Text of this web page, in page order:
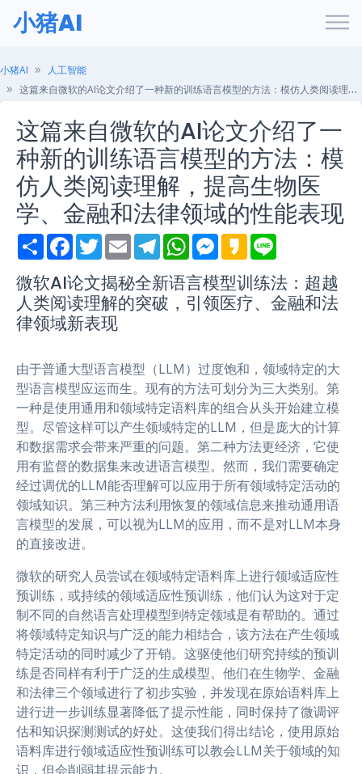
小猪AI
小猪AI
人工智能
这篇来自微软的AI论文介绍了一种新的训练语言模型的方法：模仿人类阅读理解，提高生物医学、金融和法律领域的性能表现
这篇来自微软的AI论文介绍了一
种新的训练语言模型的方法：模
仿人类阅读理解，提高生物医
学、金融和法律领域的性能表现
S
h
r
e
F
a
e
b
o
o
k
T
w
t
t
e
r
E
m
i
l
T
e
e
g
r
W
h
t
s
A
M
e
s
e
n
K
a
a
o
e
微软AI论文揭秘全新语言模型训练法：超越
人类阅读理解的突破，引领医疗、金融和法
律领域新表现
由于普通大型语言模型（LLM）过度饱和，领域特定的大
型语言模型应运而生。现有的方法可划分为三大类别。第
一种是使用通用和领域特定语料库的组合从头开始建立模
型。尽管这样可以产生领域特定的LLM，但是庞大的计算
和数据需求会带来严重的问题。第二种方法更经济，它使
用有监督的数据集来改进语言模型。然而，我们需要确定
经过调优的LLM能否理解可以应用于所有领域特定活动的
领域知识。第三种方法利用恢复的领域信息来推动通用语
言模型的发展，可以视为LLM的应用，而不是对LLM本身
的直接改进。
微软的研究人员尝试在领域特定语料库上进行领域适应性
预训练，或持续的领域适应性预训练，他们认为这对于定
制不同的自然语言处理模型到特定领域是有帮助的。通过
将领域特定知识与广泛的能力相结合，该方法在产生领域
特定活动的同时减少了开销。这驱使他们研究持续的预训
练是否同样有利于广泛的生成模型。他们在生物学、金融
和法律三个领域进行了初步实验，并发现在原始语料库上
进行进一步训练显著降低了提示性能，同时保持了微调评
估和知识探测测试的好处。这使我们得出结论，使用原始
语料库进行领域适应性预训练可以教会LLM关于领域的知
识，但会削弱其提示能力。